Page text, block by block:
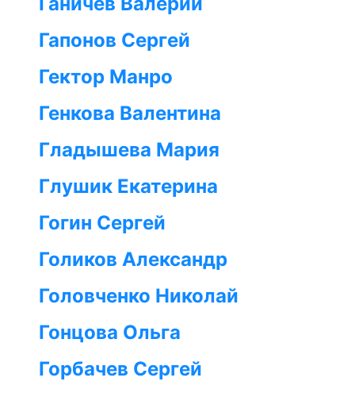
Гапонов Сергей
Гектор Манро
Генкова Валентина
Гладышева Мария
Глушик Екатерина
Гогин Сергей
Голиков Александр
Головченко Николай
Гонцова Ольга
Горбачев Сергей